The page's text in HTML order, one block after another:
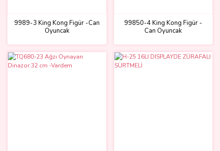
9989-3 King Kong Figür -Can
Oyuncak
99850-4 King Kong Figür -
Can Oyuncak